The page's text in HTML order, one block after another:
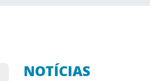
NOTÍCIAS